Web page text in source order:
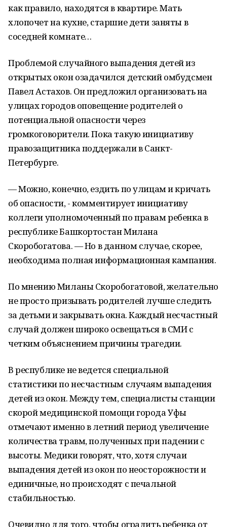
как правило, находятся в квартире. Мать
хлопочет на кухне, старшие дети заняты в
соседней комнате…
Проблемой случайного выпадения детей из
открытых окон озадачился детский омбудсмен
Павел Астахов. Он предложил организовать на
улицах городов оповещение родителей о
потенциальной опасности через
громкоговорители. Пока такую инициативу
правозащитника поддержали в Санкт-
Петербурге.
— Можно, конечно, ездить по улицам и кричать
об опасности, - комментирует инициативу
коллеги уполномоченный по правам ребенка в
республике Башкортостан Милана
Скоробогатова. — Но в данном случае, скорее,
необходима полная информационная кампания.
По мнению Миланы Скоробогатовой, желательно
не просто призывать родителей лучше следить
за детьми и закрывать окна. Каждый несчастный
случай должен широко освещаться в СМИ с
четким объяснением причины трагедии.
В республике не ведется специальной
статистики по несчастным случаям выпадения
детей из окон. Между тем, специалисты станции
скорой медицинской помощи города Уфы
отмечают именно в летний период увеличение
количества травм, полученных при падении с
высоты. Медики говорят, что, хотя случаи
выпадения детей из окон по неосторожности и
единичные, но происходят с печальной
стабильностью.
Очевидно для того, чтобы оградить ребенка от